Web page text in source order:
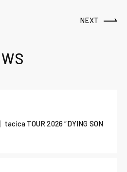
NEXT
tacica TOUR 2026 “DYING SON